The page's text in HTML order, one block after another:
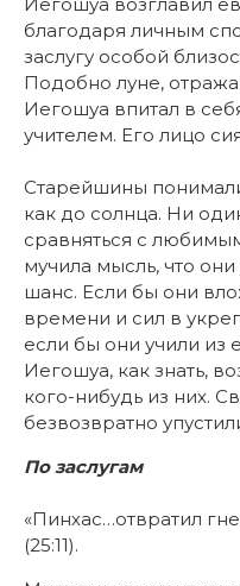
благодаря личным
заслугу особой
Подобно луне,
Иегошуа впитал в
учителем. Его лицо
Старейшины
как до солнца. Ни
сравняться с
мучила мысль, что
шанс. Если бы они
времени и сил в
если бы они учили из
Иегошуа, как знать,
кого-нибудь из них.
безвозвратно
По заслугам
«Пинхас…отвратил
(25:11).